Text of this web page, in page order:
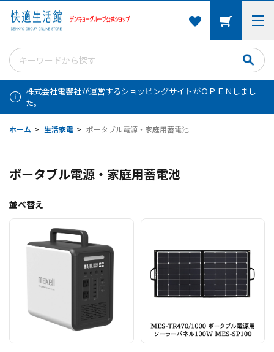
株式会社電響社が運営するショッピングサイトがＯＰＥＮしまし
た。
ホーム > 生活家電 > ポータブル電源・家庭用蓄電池
ポータブル電源・家庭用蓄電池
並べ替え